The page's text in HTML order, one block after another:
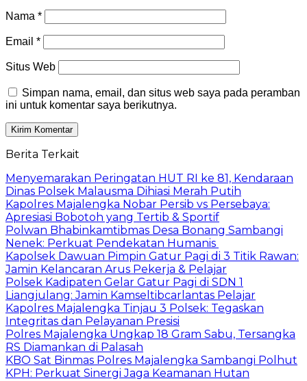
Nama *
Email *
Situs Web
Simpan nama, email, dan situs web saya pada peramban
ini untuk komentar saya berikutnya.
Berita Terkait
Menyemarakan Peringatan HUT RI ke 81, Kendaraan
Dinas Polsek Malausma Dihiasi Merah Putih
Kapolres Majalengka Nobar Persib vs Persebaya:
Apresiasi Bobotoh yang Tertib & Sportif
Polwan Bhabinkamtibmas Desa Bonang Sambangi
Nenek: Perkuat Pendekatan Humanis
Kapolsek Dawuan Pimpin Gatur Pagi di 3 Titik Rawan:
Jamin Kelancaran Arus Pekerja & Pelajar
Polsek Kadipaten Gelar Gatur Pagi di SDN 1
Liangjulang: Jamin Kamseltibcarlantas Pelajar
Kapolres Majalengka Tinjau 3 Polsek: Tegaskan
Integritas dan Pelayanan Presisi
Polres Majalengka Ungkap 18 Gram Sabu, Tersangka
RS Diamankan di Palasah
KBO Sat Binmas Polres Majalengka Sambangi Polhut
KPH: Perkuat Sinergi Jaga Keamanan Hutan